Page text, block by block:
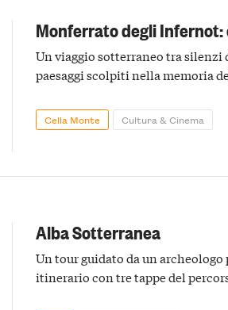
Monferrato degli
Un viaggio sotterraneo tra
paesaggi scolpiti nella memoria
Cella Monte Cultura & Cinema
Alba Sotterranea
Un tour guidato da un
itinerario con tre tappe del